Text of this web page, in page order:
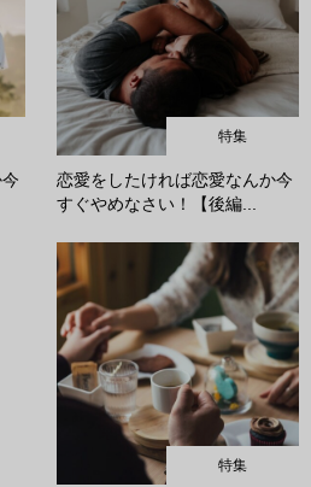
特集
恋愛をしたければ恋愛なんか今
すぐやめなさい！【後編...
特集